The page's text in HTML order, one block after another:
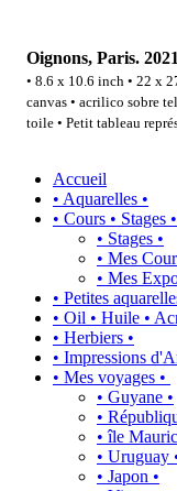
Oignons, Paris.
• 8.6 x 10.6 inch • 22 x 27 cm
canvas • acrilico sobre
toile • Petit tableau
Accueil
• Aquarelles •
• Cours • Stages
• Stages •
• Mes
• Mes
• Petites
• Oil • Huile •
• Herbiers •
• Impressions
• Mes voyages •
• Guyane •
•
• île
• Uruguay
• Japon •